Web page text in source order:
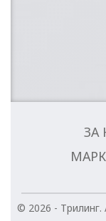
ЗА
© 2026 - Трилинг.